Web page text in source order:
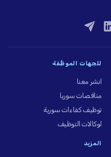
للجهات الموظِّفة
انشر معنا
مناقصات سوريا
توظيف كفاءات سورية
لوكالات التوظيف
المزيد